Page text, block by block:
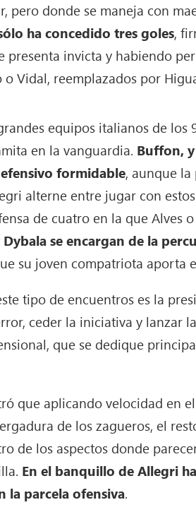
pero donde se maneja con
ha concedido tres goles,
presenta invicta y habiendo
o Vidal, reemplazados por
equipos italianos de
en la vanguardia. Buffon, y
formidable, aunque
alterne entre jugar con
de cuatro en la que Alves
se encargan de la
su joven compatriota aporta
tipo de encuentros es la
ceder la iniciativa y lanzar
que se dedique
que aplicando velocidad en
de los zagueros, el
de los aspectos donde
En el banquillo de Allegri
la parcela ofensiva.